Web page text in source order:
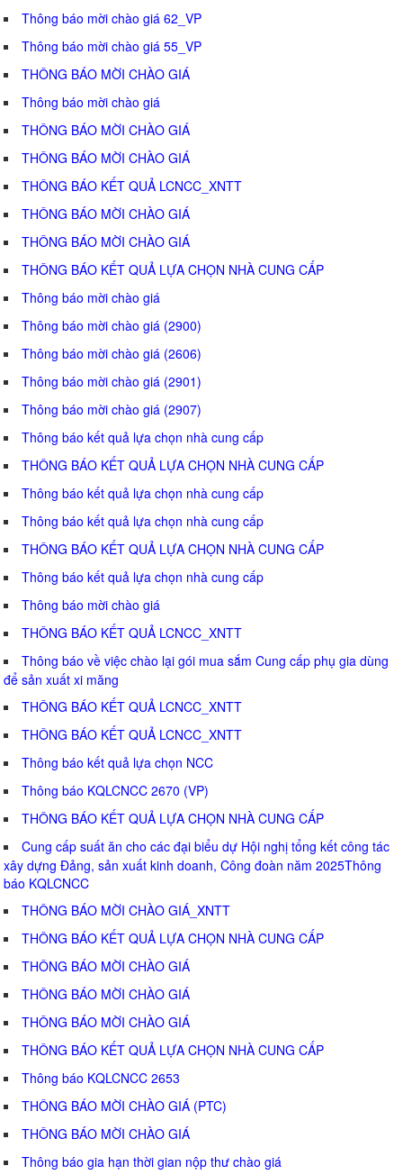
Thông báo mời chào giá 62_VP
Thông báo mời chào giá 55_VP
THÔNG BÁO MỜI CHÀO GIÁ
Thông báo mời chào giá
THÔNG BÁO MỜI CHÀO GIÁ
THÔNG BÁO MỜI CHÀO GIÁ
THÔNG BÁO KẾT QUẢ LCNCC_XNTT
THÔNG BÁO MỜI CHÀO GIÁ
THÔNG BÁO MỜI CHÀO GIÁ
THÔNG BÁO KẾT QUẢ LỰA CHỌN NHÀ CUNG CẤP
Thông báo mời chào giá
Thông báo mời chào giá (2900)
Thông báo mời chào giá (2606)
Thông báo mời chào giá (2901)
Thông báo mời chào giá (2907)
Thông báo kết quả lựa chọn nhà cung cấp
THÔNG BÁO KẾT QUẢ LỰA CHỌN NHÀ CUNG CẤP
Thông báo kết quả lựa chọn nhà cung cấp
Thông báo kết quả lựa chọn nhà cung cấp
THÔNG BÁO KẾT QUẢ LỰA CHỌN NHÀ CUNG CẤP
Thông báo kết quả lựa chọn nhà cung cấp
Thông báo mời chào giá
THÔNG BÁO KẾT QUẢ LCNCC_XNTT
Thông báo về việc chào lại gói mua sắm Cung cấp phụ gia dùng
để sản xuất xi măng
THÔNG BÁO KẾT QUẢ LCNCC_XNTT
THÔNG BÁO KẾT QUẢ LCNCC_XNTT
Thông báo kết quả lựa chọn NCC
Thông báo KQLCNCC 2670 (VP)
THÔNG BÁO KẾT QUẢ LỰA CHỌN NHÀ CUNG CẤP
Cung cấp suất ăn cho các đại biểu dự Hội nghị tổng kết công tác
xây dựng Đảng, sản xuất kinh doanh, Công đoàn năm 2025Thông
báo KQLCNCC
THÔNG BÁO MỜI CHÀO GIÁ_XNTT
THÔNG BÁO KẾT QUẢ LỰA CHỌN NHÀ CUNG CẤP
THÔNG BÁO MỜI CHÀO GIÁ
THÔNG BÁO MỜI CHÀO GIÁ
THÔNG BÁO MỜI CHÀO GIÁ
THÔNG BÁO KẾT QUẢ LỰA CHỌN NHÀ CUNG CẤP
Thông báo KQLCNCC 2653
THÔNG BÁO MỜI CHÀO GIÁ (PTC)
THÔNG BÁO MỜI CHÀO GIÁ
Thông báo gia hạn thời gian nộp thư chào giá